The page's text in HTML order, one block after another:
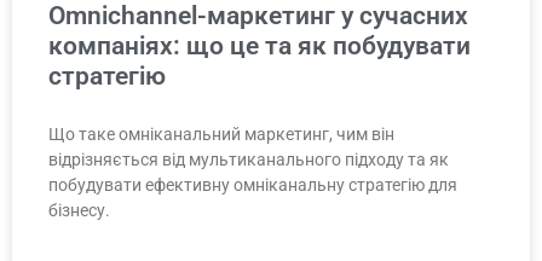
Omnichannel-маркетинг у сучасних
компаніях: що це та як побудувати
стратегію
Що таке омніканальний маркетинг, чим він
відрізняється від мультиканального підходу та як
побудувати ефективну омніканальну стратегію для
бізнесу.